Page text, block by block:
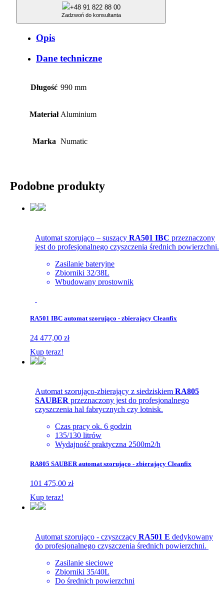
+48 91 822 88 00
Zadzwoń do konsultanta
Opis
Dane techniczne
Długość 990 mm
Materiał Aluminium
Marka Numatic
Podobne produkty
Automat szorująco – suszący RA501 IBC przeznaczony
jest do profesjonalnego czyszczenia średnich powierzchni.
Zasilanie bateryjne
Zbiorniki 32/38L
Wbudowany prostownik
RA501 IBC automat szorująco - zbierający Cleanfix
24 477,00 zł
Kup teraz!
Automat szorująco-zbierający z siedziskiem RA805
SAUBER przeznaczony jest do profesjonalnego
czyszczenia hal fabrycznych czy lotnisk.
Czas pracy ok. 6 godzin
135/130 litrów
Wydajność praktyczna 2500m2/h
RA805 SAUBER automat szorująco - zbierający Cleanfix
101 475,00 zł
Kup teraz!
Automat szorująco - czyszczący RA501 E dedykowany
do profesjonalnego czyszczenia średnich powierzchni.
Zasilanie sieciowe
Zbiorniki 35/40L
Do średnich powierzchni